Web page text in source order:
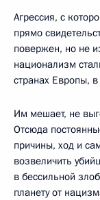
Агрессия, с
прямо
повержен, но не
национализм
странах Европы,
Им мешает, не
Отсюда
причины, ход и
возвеличить
в бессильной
планету от